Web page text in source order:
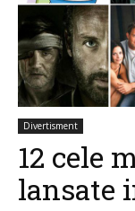
Divertisment
12 cele
lansate